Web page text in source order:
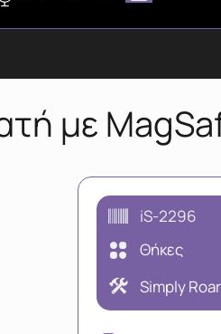
με
iS-2296
Θήκες
Simply Roar